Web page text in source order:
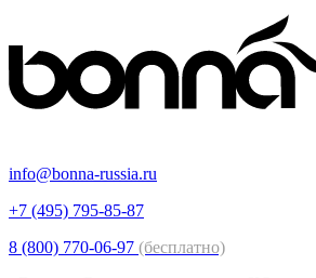
info@bonna-russia.ru
+7 (495) 795-85-87
8 (800) 770-06-97 (бесплатно)